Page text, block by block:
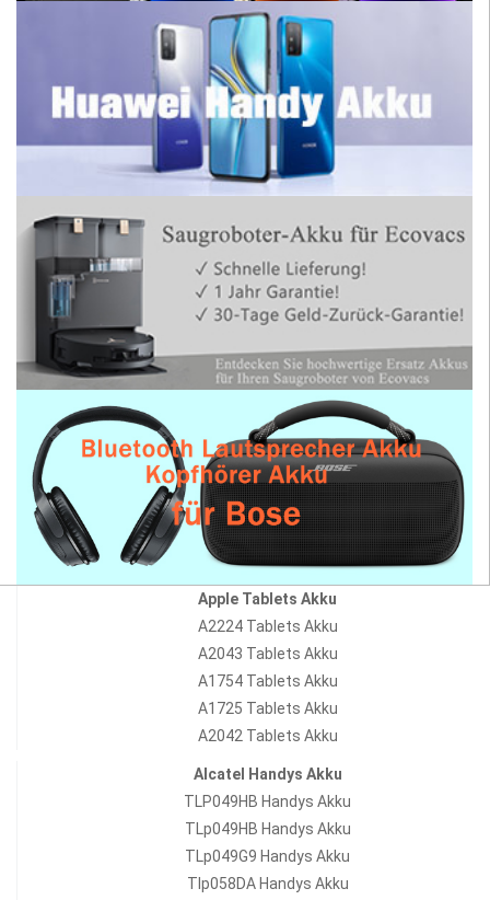
Apple Tablets Akku
A2224 Tablets Akku
A2043 Tablets Akku
A1754 Tablets Akku
A1725 Tablets Akku
A2042 Tablets Akku
Alcatel Handys Akku
TLP049HB Handys Akku
TLp049HB Handys Akku
TLp049G9 Handys Akku
Tlp058DA Handys Akku